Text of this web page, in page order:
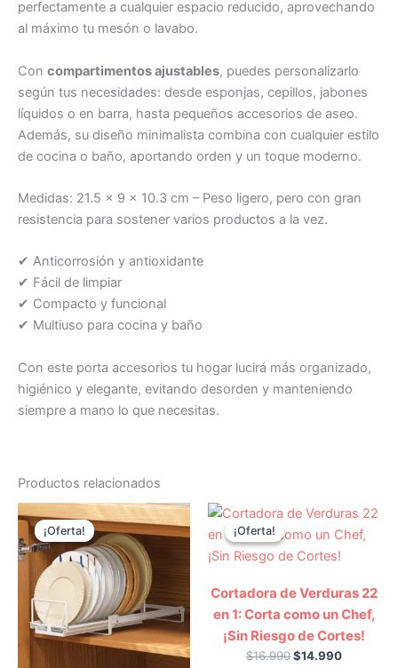
perfectamente a cualquier espacio reducido, aprovechando
al máximo tu mesón o lavabo.
Con compartimentos ajustables, puedes personalizarlo
según tus necesidades: desde esponjas, cepillos, jabones
líquidos o en barra, hasta pequeños accesorios de aseo.
Además, su diseño minimalista combina con cualquier estilo
de cocina o baño, aportando orden y un toque moderno.
Medidas: 21.5 x 9 x 10.3 cm – Peso ligero, pero con gran
resistencia para sostener varios productos a la vez.
✔ Anticorrosión y antioxidante
✔ Fácil de limpiar
✔ Compacto y funcional
✔ Multiuso para cocina y baño
Con este porta accesorios tu hogar lucirá más organizado,
higiénico y elegante, evitando desorden y manteniendo
siempre a mano lo que necesitas.
Productos relacionados
¡Oferta!
¡Oferta!
El
precio
original
era:
$29.990.
El
precio
actual
$27.990.
¡Oferta!
¡Oferta!
Cortadora de Verduras 22
en 1: Corta como un Chef,
¡Sin Riesgo de Cortes!
$16.990
El
original
era:
$14.990
El
actual